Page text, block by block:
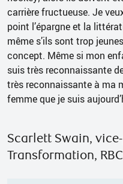
carrière fructueuse. Je
point l’épargne et la
même s’ils sont trop
concept. Même si mon
suis très reconnaissante
très reconnaissante à ma
femme que je suis
Scarlett Swain,
Transformation,